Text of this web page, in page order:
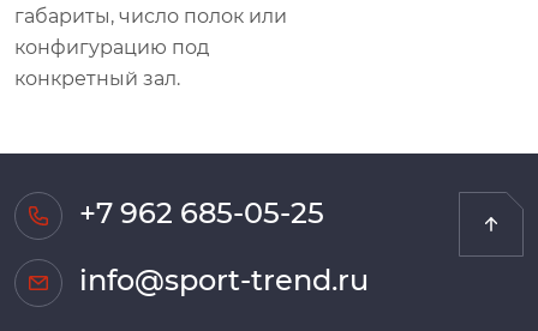
габариты, число полок или
конфигурацию под
конкретный зал.
+7 962 685-05-25
info@sport-trend.ru